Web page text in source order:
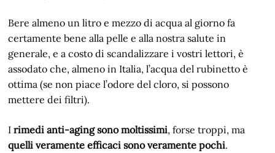
Bere almeno un litro e mezzo di acqua al giorno fa
certamente bene alla pelle e alla nostra salute in
generale, e a costo di scandalizzare i vostri lettori, è
assodato che, almeno in Italia, l’acqua del rubinetto è
ottima (se non piace l’odore del cloro, si possono
mettere dei filtri).
Irimedi anti-aging sono moltissimi, forse troppi, ma
quelli veramente efficaci sono veramente pochi.